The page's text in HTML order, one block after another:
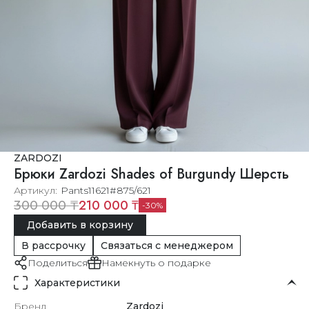
ZARDOZI
Брюки Zardozi Shades of Burgundy Шерсть
Артикул Pants11621#875/621
300 000 ₸210 000 ₸ 30
Добавить в корзину
В рассрочку
Связаться с менеджером
Поделиться
Намекнуть о подарке
Характеристики
Бренд
Zardozi